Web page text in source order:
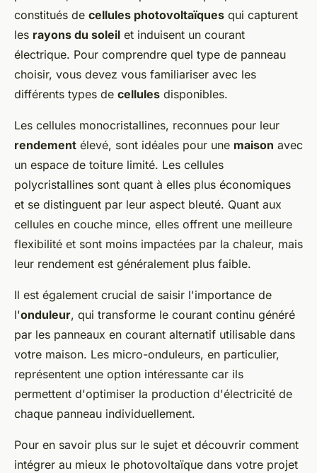
constitués de cellules photovoltaïques qui capturent
les rayons du soleil et induisent un courant
électrique. Pour comprendre quel type de panneau
choisir, vous devez vous familiariser avec les
différents types de cellules disponibles.
Les cellules monocristallines, reconnues pour leur
rendement élevé, sont idéales pour une maison avec
un espace de toiture limité. Les cellules
polycristallines sont quant à elles plus économiques
et se distinguent par leur aspect bleuté. Quant aux
cellules en couche mince, elles offrent une meilleure
flexibilité et sont moins impactées par la chaleur, mais
leur rendement est généralement plus faible.
Il est également crucial de saisir l'importance de
l'onduleur, qui transforme le courant continu généré
par les panneaux en courant alternatif utilisable dans
votre maison. Les micro-onduleurs, en particulier,
représentent une option intéressante car ils
permettent d'optimiser la production d'électricité de
chaque panneau individuellement.
Pour en savoir plus sur le sujet et découvrir comment
intégrer au mieux le photovoltaïque dans votre projet